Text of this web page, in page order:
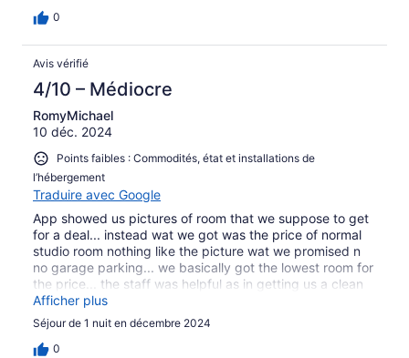
0
Avis vérifié
4/10 – Médiocre
RomyMichael
10 déc. 2024
Points faibles : Commodités, état et installations de
l’hébergement
Traduire avec Google
App showed us pictures of room that we suppose to get
for a deal... instead wat we got was the price of normal
studio room nothing like the picture wat we promised n
no garage parking... we basically got the lowest room for
the price... the staff was helpful as in getting us a clean
room still wasnt wat we expected... they even wanted us
to pay an extra 40 us dollars 2k in phillipines currancy to
upgrade to the room that ws advertised... deceiving all
the way... never will book again... to be fair i use to come
Afficher plus
Séjour de 1 nuit en décembre 2024
0